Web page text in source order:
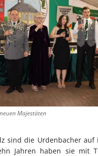
Majestäten
sind die Urdenbacher auf
Jahren haben sie mit